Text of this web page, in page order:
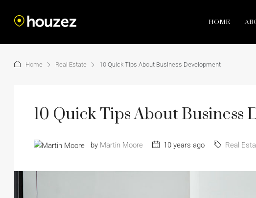
HOME
Home Real Estate 10 Quick Tips About Business Development
10 Quick Tips About Business
by Martin Moore 10 years ago Real